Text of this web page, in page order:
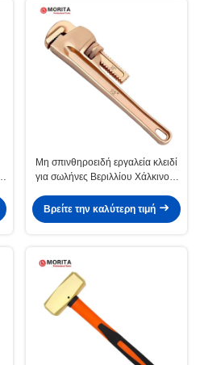
Μη σπινθηροειδή εργαλεία κλειδί
για σωλήνες Βεριλλίου Χάλκινο ή
14", 18", 24", 36", 48"
Βρείτε την καλύτερη τιμή